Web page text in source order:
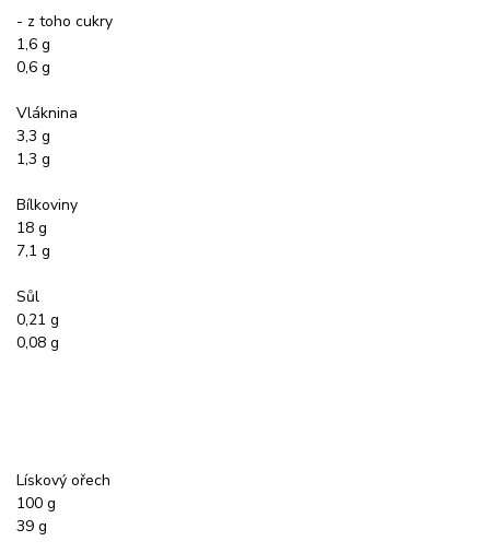
- z toho cukry
1,6 g
0,6 g
Vláknina
3,3 g
1,3 g
Bílkoviny
18 g
7,1 g
Sůl
0,21 g
0,08 g
Lískový ořech
100 g
39 g